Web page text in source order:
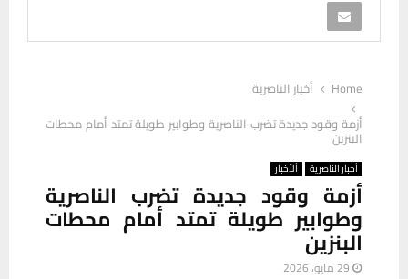
Home
أخبار الناصرية
أزمة وقود جديدة تضرب الناصرية وطوابير طويلة تمتد أمام محطات
البنزين
أخبار الناصرية ألأخبار
أزمة وقود جديدة تضرب الناصرية
وطوابير طويلة تمتد أمام محطات
البنزين
29 مايو، 2026